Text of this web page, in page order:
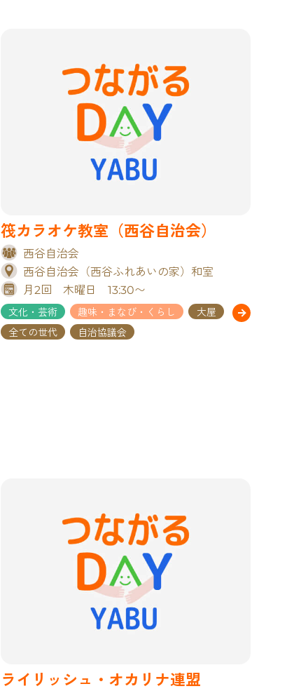
筏カラオケ教室（西谷自治会）
西谷自治会
西谷自治会（西谷ふれあいの家）和室
月2回 木曜日 13:30〜
文化・芸術 趣味・まなび・くらし
大屋
全ての世代
自治協議会
ライリッシュ・オカリナ連盟